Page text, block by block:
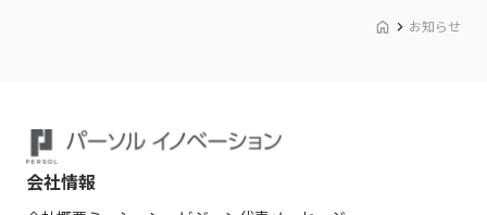
お知らせ
会社情報